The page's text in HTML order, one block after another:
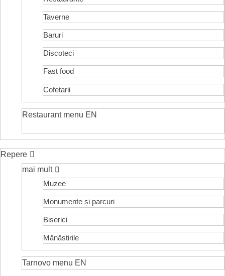
Taverne
Baruri
Discoteci
Fast food
Cofetarii
Restaurant menu EN
Repere
mai mult
Muzee
Monumente și parcuri
Biserici
Mănăstirile
Tarnovo menu EN